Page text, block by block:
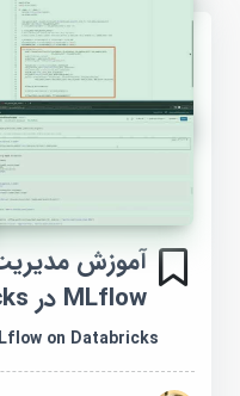
آموزش مدیریت
MLflow در Databricks
on Databricks